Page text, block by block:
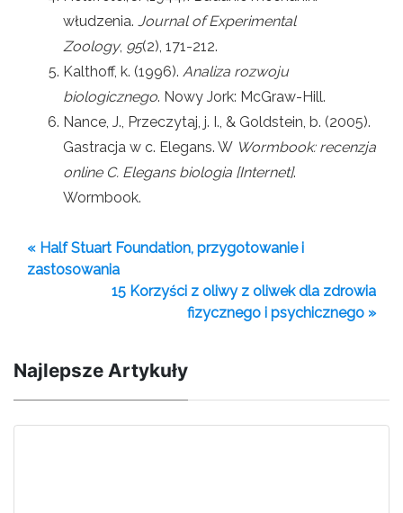
włudzenia. Journal of Experimental
Zoology, 95(2), 171-212.
Kalthoff, k. (1996). Analiza rozwoju
biologicznego. Nowy Jork: McGraw-Hill.
Nance, J., Przeczytaj, j. I., & Goldstein, b. (2005).
Gastracja w c. Elegans. W Wormbook: recenzja
online C. Elegans biologia [Internet].
Wormbook.
« Half Stuart Foundation, przygotowanie i
zastosowania
15 Korzyści z oliwy z oliwek dla zdrowia
fizycznego i psychicznego »
Najlepsze Artykuły